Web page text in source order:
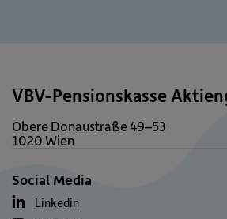
VBV-Pensionskasse
Obere Donaustraße 49–53
1020 Wien
Social Media
Linkedin